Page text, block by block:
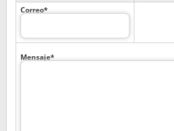
Correo*
Mensaje*